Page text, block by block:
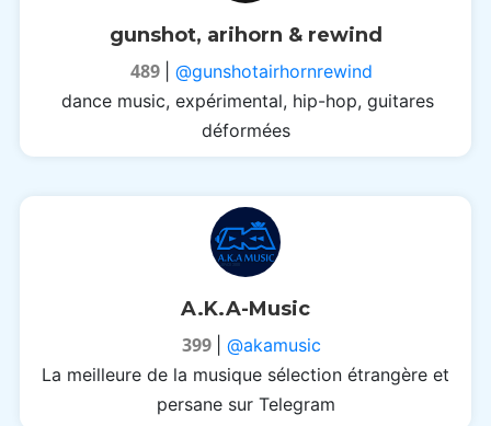
gunshot, arihorn & rewind
489
@gunshotairhornrewind
dance music, expérimental, hip-hop, guitares
déformées
A.K.A-Music
399
@akamusic
La meilleure de la musique sélection étrangère et
persane sur Telegram